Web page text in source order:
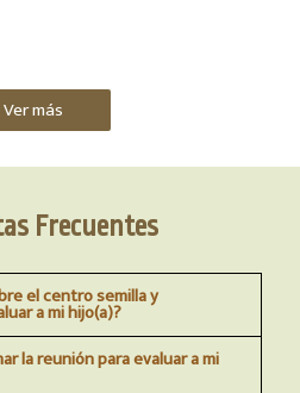
Ver más
Frecuentes
el centro semilla y
a mi hijo(a)?
la reunión para evaluar a mi